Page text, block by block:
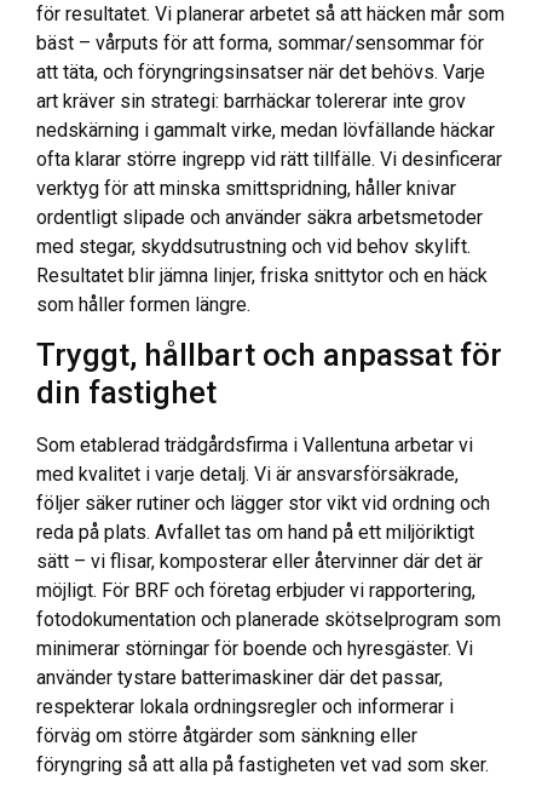
för resultatet. Vi planerar arbetet så att häcken mår som
bäst – vårputs för att forma, sommar/sensommar för
att täta, och föryngringsinsatser när det behövs. Varje
art kräver sin strategi: barrhäckar tolererar inte grov
nedskärning i gammalt virke, medan lövfällande häckar
ofta klarar större ingrepp vid rätt tillfälle. Vi desinficerar
verktyg för att minska smittspridning, håller knivar
ordentligt slipade och använder säkra arbetsmetoder
med stegar, skyddsutrustning och vid behov skylift.
Resultatet blir jämna linjer, friska snittytor och en häck
som håller formen längre.
Tryggt, hållbart och anpassat för
din fastighet
Som etablerad trädgårdsfirma i Vallentuna arbetar vi
med kvalitet i varje detalj. Vi är ansvarsförsäkrade,
följer säker rutiner och lägger stor vikt vid ordning och
reda på plats. Avfallet tas om hand på ett miljöriktigt
sätt – vi flisar, komposterar eller återvinner där det är
möjligt. För BRF och företag erbjuder vi rapportering,
fotodokumentation och planerade skötselprogram som
minimerar störningar för boende och hyresgäster. Vi
använder tystare batterimaskiner där det passar,
respekterar lokala ordningsregler och informerar i
förväg om större åtgärder som sänkning eller
föryngring så att alla på fastigheten vet vad som sker.